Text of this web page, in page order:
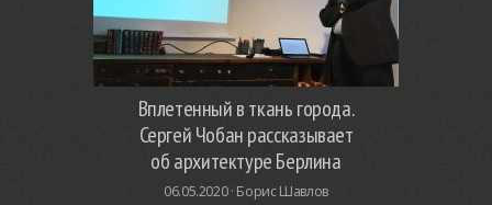
Вплетенный в ткань города.
Сергей Чобан рассказывает
об архитектуре Берлина
06.05.2020 · Борис Шавлов